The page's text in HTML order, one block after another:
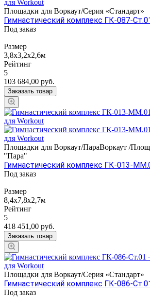
Площадки для Воркаут/Серия «Стандарт»
Гимнастический комплекс ГК-087-
Под заказ
Размер
3,8x3,2x2,6м
Рейтинг
5
103 684,00 руб.
Заказать товар
Площадки для Воркаут/ПараВоркаут /
"Пара"
Гимнастический комплекс ГК-013-
Под заказ
Размер
8,4x7,8х2,7м
Рейтинг
5
418 451,00 руб.
Заказать товар
Площадки для Воркаут/Серия «Стандарт»
Гимнастический комплекс ГК-086-
Под заказ